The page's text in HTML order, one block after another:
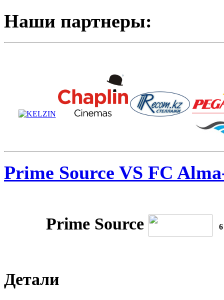
Наши партнеры:
Prime Source VS FC
Prime Source 6
Детали